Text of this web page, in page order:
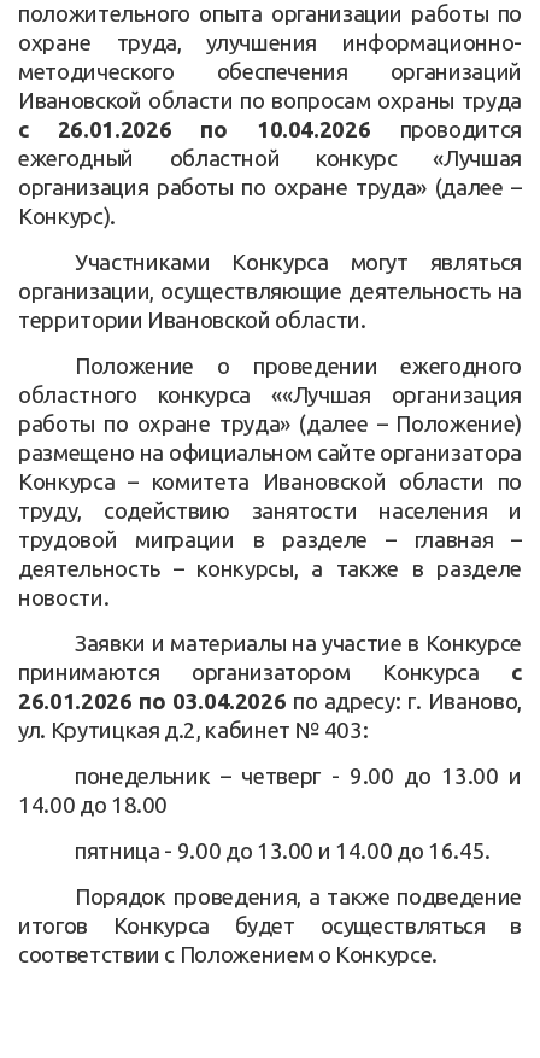
положительного опыта организации работы по
охране труда, улучшения информационно-
методического обеспечения организаций
Ивановской области по вопросам охраны труда
с 26.01.2026 по 10.04.2026 проводится
ежегодный областной конкурс «Лучшая
организация работы по охране труда» (далее –
Конкурс).
Участниками Конкурса могут являться
организации, осуществляющие деятельность на
территории Ивановской области.
Положение о проведении ежегодного
областного конкурса ««Лучшая организация
работы по охране труда» (далее – Положение)
размещено на официальном сайте организатора
Конкурса – комитета Ивановской области по
труду, содействию занятости населения и
трудовой миграции в разделе – главная –
деятельность – конкурсы, а также в разделе
новости.
Заявки и материалы на участие в Конкурсе
принимаются организатором Конкурса с
26.01.2026 по 03.04.2026 по адресу: г. Иваново,
ул. Крутицкая д.2, кабинет № 403:
понедельник – четверг - 9.00 до 13.00 и
14.00 до 18.00
пятница - 9.00 до 13.00 и 14.00 до 16.45.
Порядок проведения, а также подведение
итогов Конкурса будет осуществляться в
соответствии с Положением о Конкурсе.